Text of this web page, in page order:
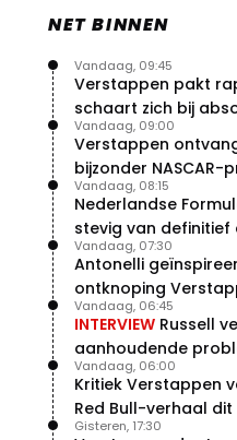
NET BINNEN
Verstappen pakt
schaart zich bij
buitencategorie
Vandaag, 09:45
Verstappen
bijzonder NASCAR-
radar"
Vandaag, 09:00
Nederlandse
stevig van definitief
Grand Prix
Vandaag, 08:15
Antonelli
ontknoping
"Leven of dood!"
Vandaag, 07:30
INTERVIEW Russell
aanhoudende
Vandaag, 06:45
Kritiek Verstappen
Red Bull-verhaal dit
Vandaag, 06:00
Gisteren, 17:30